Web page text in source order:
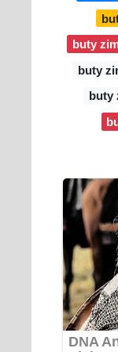
buty
buty
buty